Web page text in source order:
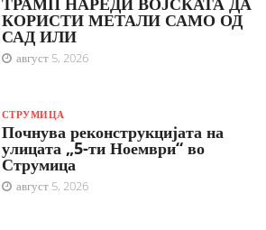
КОРИСТИ МЕТАЛИ САМО ОД
САД ИЛИ
август 5, 2026
СТРУМИЦА
Почнува реконструкцијата на
улицата „5-ти Ноември“ во
Струмица
август 5, 2026